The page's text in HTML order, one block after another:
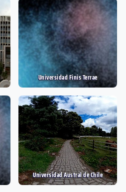
Universidad Finis Terrae
Universidad Austral de Chile